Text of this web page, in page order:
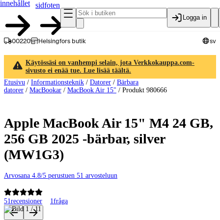
innehållet
sidfoten
Logga in
00220 Helsingfors butik sv
Käytössäsi on vanhempi selain, jota Verkkokauppa.com-
sivusto ei enää tue. Lue lisää täältä.
Etusivu / Informationsteknik / Datorer / Bärbara
datorer / MacBookar / MacBook Air 15" / Produkt 980666
Apple MacBook Air 15" M4 24 GB,
256 GB 2025 -bärbar, silver
(MW1G3)
Arvosana 4.8/5 perustuen 51 arvosteluun
51recensioner 1fråga